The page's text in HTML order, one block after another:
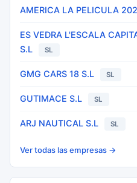
AMERICA LA PELICULA
ES VEDRA L'ESCALA
S.L
SL
GMG CARS 18 S.L SL
GUTIMACE S.L SL
ARJ NAUTICAL S.L SL
Ver todas las empresas →